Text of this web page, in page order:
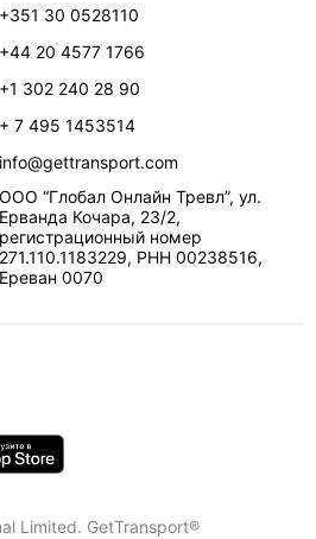
+351 30 0528110
+44 20 4577 1766
+1 302 240 28 90
+ 7 495 1453514
info@gettransport.com
ООО “Глобал Онлайн Тревл”, ул.
Ерванда Кочара, 23/2,
регистрационный номер
271.110.1183229, РНН 00238516,
Ереван 0070
Limited. GetTransport®